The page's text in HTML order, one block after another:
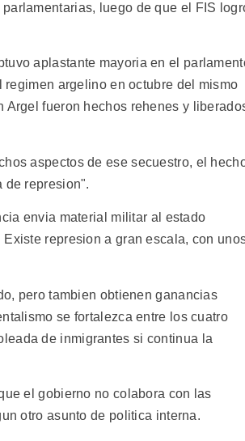
luego de que el FIS
aplastante mayoria en el
argelino en octubre del mismo
fueron hechos rehenes y
aspectos de ese secuestro, el
de represion".
envia material militar al estado
represion a gran escala, con
pero tambien obtienen ganancias
se fortalezca entre los cuatro
de inmigrantes si continua la
el gobierno no colabora con las
otro asunto de politica interna.